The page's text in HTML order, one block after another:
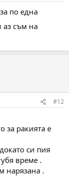
по една
аз съм на
#12
за ракията е
си пия
време .
нарязана .